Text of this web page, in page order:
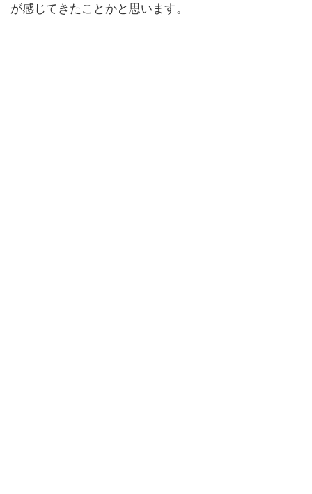
が感じてきたことかと思います。